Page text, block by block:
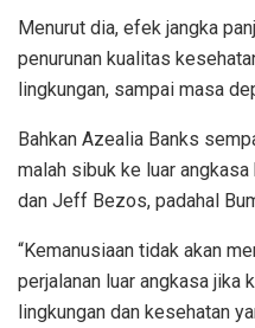
Menurut dia, efek jangka
penurunan kualitas
lingkungan, sampai masa
Bahkan Azealia Banks
malah sibuk ke luar
dan Jeff Bezos, padahal
“Kemanusiaan tidak akan
perjalanan luar angkasa jika
lingkungan dan kesehatan